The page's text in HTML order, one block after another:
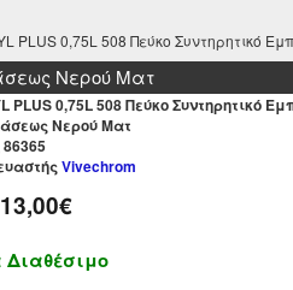
PLUS 0,75L 508 Πεύκο Συντηρητικό
Νερού Ματ
PLUS 0,75L 508 Πεύκο Συντηρητικό
Νερού Ματ
Vivechrom
13,00€